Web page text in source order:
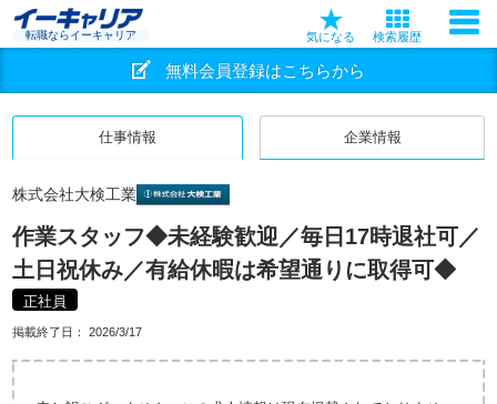
転職ならイーキャリア 気になる 検索履歴
無料会員登録はこちらから
仕事情報 企業情報
株式会社大検工業
作業スタッフ◆未経験歓迎／毎日17時退社可／
土日祝休み／有給休暇は希望通りに取得可◆
正社員
掲載終了日： 2026/3/17